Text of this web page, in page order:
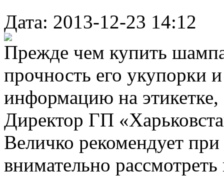
Дата: 2013-12-23 14:12
Прежде чем купить
прочность его укупорки
информацию на этикетке,
Директор ГП
Величко рекомендует
внимательно